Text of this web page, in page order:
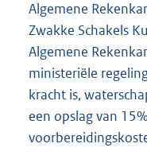
Algemene
Zwakke Schakels
Algemene
ministeriële
kracht is,
een opslag van